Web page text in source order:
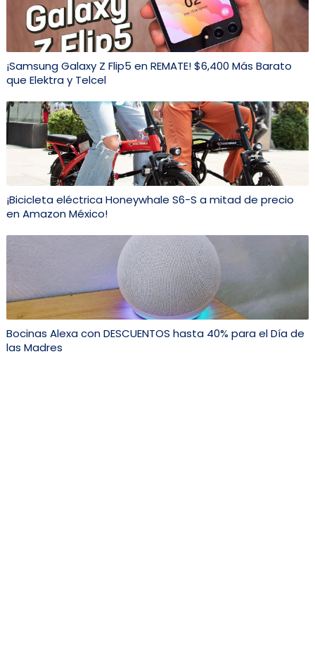
¡Samsung Galaxy Z Flip5 en REMATE! $6,400 Más Barato
que Elektra y Telcel
¡Bicicleta eléctrica Honeywhale S6-S a mitad de precio
en Amazon México!
Bocinas Alexa con DESCUENTOS hasta 40% para el Día de
las Madres